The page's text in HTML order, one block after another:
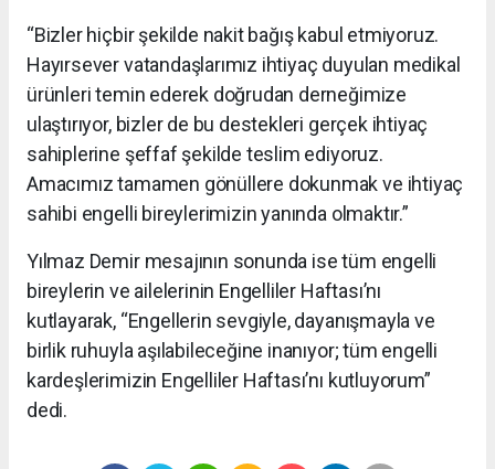
“Bizler hiçbir şekilde nakit bağış kabul etmiyoruz.
Hayırsever vatandaşlarımız ihtiyaç duyulan medikal
ürünleri temin ederek doğrudan derneğimize
ulaştırıyor, bizler de bu destekleri gerçek ihtiyaç
sahiplerine şeffaf şekilde teslim ediyoruz.
Amacımız tamamen gönüllere dokunmak ve ihtiyaç
sahibi engelli bireylerimizin yanında olmaktır.”
Yılmaz Demir mesajının sonunda ise tüm engelli
bireylerin ve ailelerinin Engelliler Haftası’nı
kutlayarak, “Engellerin sevgiyle, dayanışmayla ve
birlik ruhuyla aşılabileceğine inanıyor; tüm engelli
kardeşlerimizin Engelliler Haftası’nı kutluyorum”
dedi.